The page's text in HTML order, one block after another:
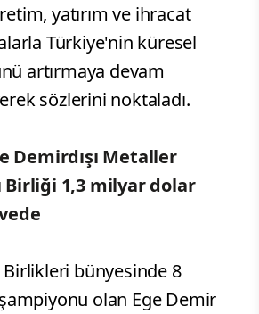
yatırım ve ihracat
Türkiye'nin küresel
artırmaya devam
sözlerini noktaladı.
Demirdışı Metaller
Birliği 1,3 milyar dolar
Birlikleri bünyesinde 8
olan Ege Demir